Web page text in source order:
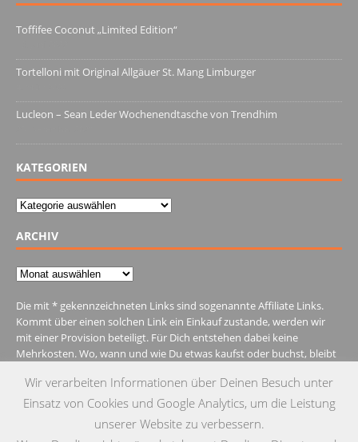
Toffifee Coconut „Limited Edition“
Tortelloni mit Original Allgäuer St. Mang Limburger
Lucleon – Sean Leder Wochenendtasche von Trendhim
KATEGORIEN
Kategorien
ARCHIV
Archiv
Die mit * gekennzeichneten Links sind sogenannte Affiliate Links.
Kommt über einen solchen Link ein Einkauf zustande, werden wir
mit einer Provision beteiligt. Für Dich entstehen dabei keine
Mehrkosten. Wo, wann und wie Du etwas kaufst oder buchst, bleibt
Wir verarbeiten Informationen über Deinen Besuch unter
Einsatz von Cookies und Google Analytics, um die Leistung
unserer Website zu verbessern.